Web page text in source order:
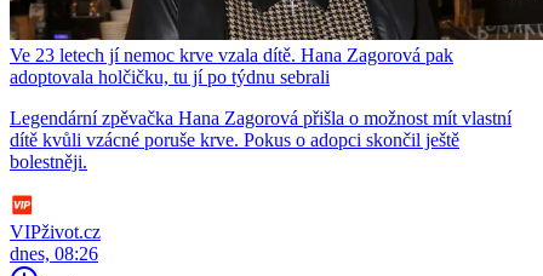
Ve 23 letech jí nemoc krve vzala dítě. Hana Zagorová pak
adoptovala holčičku, tu jí po týdnu sebrali
Legendární zpěvačka Hana Zagorová přišla o možnost mít vlastní
dítě kvůli vzácné poruše krve. Pokus o adopci skončil ještě
bolestněji.
VIPživot.cz
dnes, 08:26